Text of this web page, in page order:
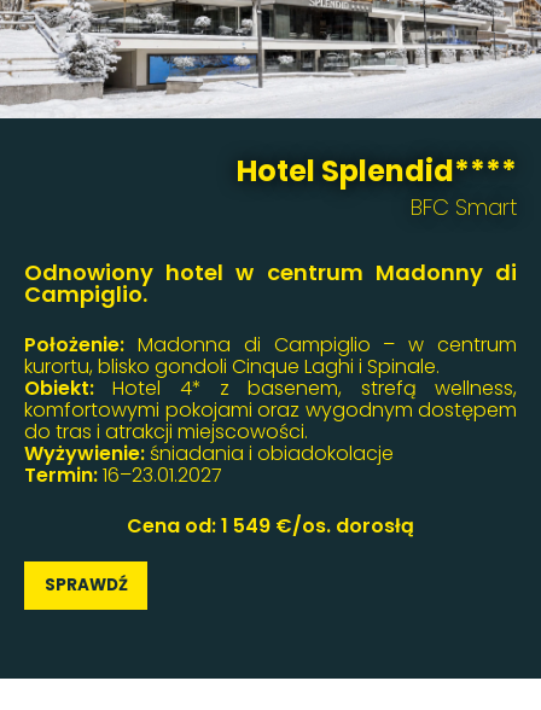
Hotel Splendid****
BFC Smart
Odnowiony hotel w centrum Madonny di
Campiglio.
Położenie: Madonna di Campiglio – w centrum
kurortu, blisko gondoli Cinque Laghi i Spinale.
Obiekt: Hotel 4* z basenem, strefą wellness,
komfortowymi pokojami oraz wygodnym dostępem
do tras i atrakcji miejscowości.
Wyżywienie: śniadania i obiadokolacje
Termin:16–23.01.2027
Cena od: 1 549 €/os. dorosłą
SPRAWDŹ